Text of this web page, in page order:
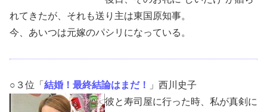
れてきたが、それも送り主は東国原知事。
今、あいつは元嫁のパシリになっている。
○３位「 結婚！最終結論はまだ！
」西川史子
彼と寿司屋に行った時、私が真剣に